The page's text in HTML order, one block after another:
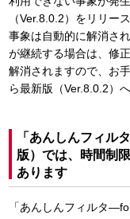
（Ver.8.0.2）をリリー
事象は自動的に解消さ
が継続する場合は、修
解消されますので、お
ら最新版（Ver.8.0.2）
「あんしんフィル
版）では、時間制
あります
「あんしんフィルタ